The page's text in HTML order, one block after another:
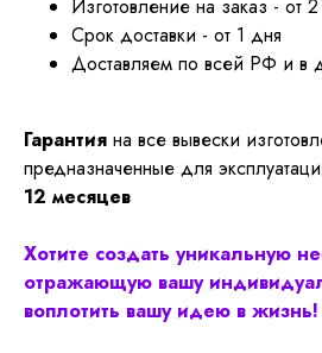
Изготовление на заказ - от
Срок доставки - от 1 дня
Доставляем по всей РФ и в
Гарантия на все вывески
предназначенные для
12 месяцев
Хотите создать уникальную
отражающую вашу
воплотить вашу идею в жизнь!